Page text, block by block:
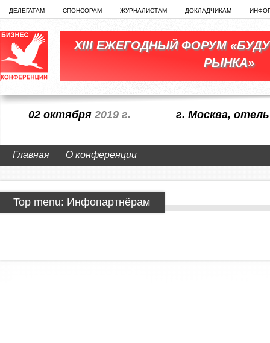
ДЕЛЕГАТАМ СПОНСОРАМ ЖУРНАЛИСТАМ ДОКЛАДЧИКАМ
XIII ЕЖЕГОДНЫЙ ФОРУМ
РЫНКА»
02 октября 2019 г. г. Москва,
Главная О конференции
Top menu: Инфопартнёрам